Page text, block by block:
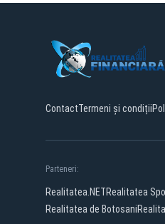
ContactTermeni și condiții
Parteneri:
Realitatea.NETRealitatea
Realitatea de Botosani